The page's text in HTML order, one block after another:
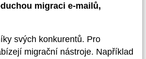
migraci e-mailů,
svých konkurentů. Pro
migrační nástroje. Například